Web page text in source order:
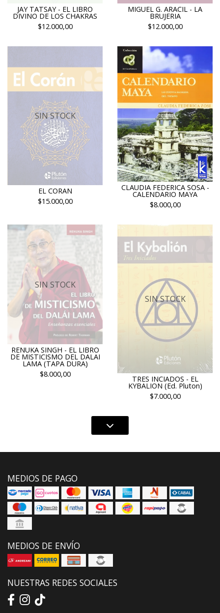
JAY TATSAY - EL LIBRO
DIVINO DE LOS CHAKRAS
$12.000,00
MIGUEL G. ARACIL - LA
BRUJERIA
$12.000,00
SIN STOCK
EL CORAN
$15.000,00
CLAUDIA FEDERICA SOSA -
CALENDARIO MAYA
$8.000,00
SIN STOCK
RENUKA SINGH - EL LIBRO
DE MISTICISMO DEL DALAI
LAMA (TAPA DURA)
$8.000,00
SIN STOCK
TRES INCIADOS - EL
KYBALION (Ed. Pluton)
$7.000,00
MEDIOS DE PAGO
MEDIOS DE ENVÍO
NUESTRAS REDES SOCIALES